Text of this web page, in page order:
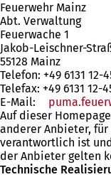
Feuerwehr Mainz
Abt. Verwaltung
Feuerwache 1
Jakob-Leischner-
55128 Mainz
Telefon: +49 6131 12-
Telefax: +49 6131 12-
E-Mail:
Auf dieser
anderer Anbieter,
verantwortlich ist
der Anbieter gelten
Technische